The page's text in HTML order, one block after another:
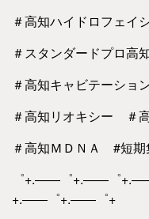
＃高知ハイドロフェ
＃スタンダードプロ高
＃高知キャビテーシ
＃高知リオキシー ＃
＃高知ＭＤＮＡ #短期
゜+.――゜+.――゜
+.――゜+.――゜+